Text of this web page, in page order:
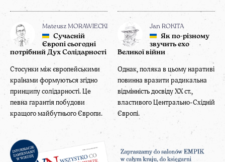
Mateusz MORAWIECKI
Сучасній
Європі сьогодні
потрібний Дух Солідарності
Стосунки між європейськими
країнами формуються згідно
принципу солідарності. Це
певна гарантія побудови
кращого майбутнього Європи.
Jan ROKITA
Як по-різному
звучить ехо
Великої війни
Однак, поляка в цьому наративі
повинна вразити радикальна
відмінність досвіду XX ст.,
властивого Центрально-Східній
Європі.